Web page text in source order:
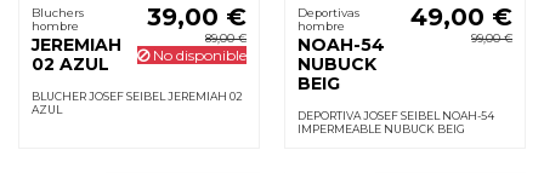
Bluchers
hombre
JEREMIAH
02 AZUL
39,00 €
89,00 €
No disponible
BLUCHER JOSEF SEIBEL JEREMIAH 02
AZUL
Deportivas
hombre
NOAH-54
NUBUCK
BEIG
49,00 €
99,00 €
DEPORTIVA JOSEF SEIBEL NOAH-54
IMPERMEABLE NUBUCK BEIG